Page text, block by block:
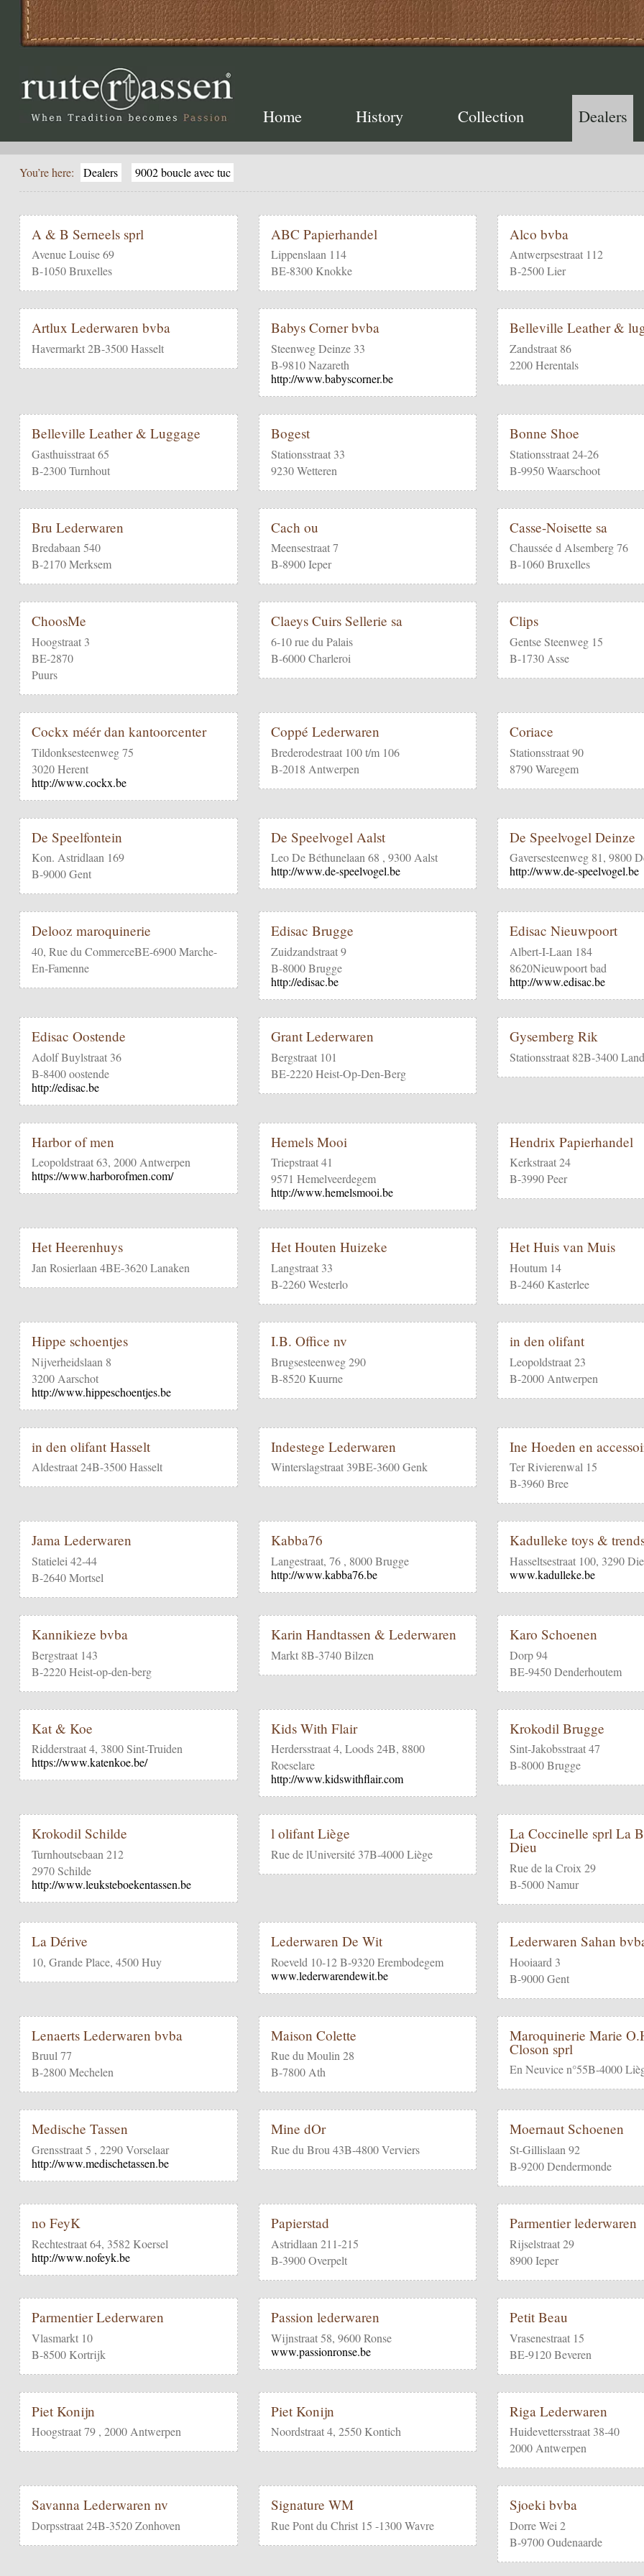
Home History Collection Dealers
You’re here: Dealers 9002 boucle avec tuc
A & B Serneels sprl
Avenue Louise 69
B-1050 Bruxelles
ABC Papierhandel
Lippenslaan 114
BE-8300 Knokke
Alco bvba
Antwerpsestraat 112
B-2500 Lier
Artlux Lederwaren bvba
Havermarkt 2B-3500 Hasselt
Babys Corner bvba
Steenweg Deinze 33
B-9810 Nazareth
http://www.babyscorner.be
Belleville Leather &
Zandstraat 86
2200 Herentals
Belleville Leather & Luggage
Gasthuisstraat 65
B-2300 Turnhout
Bogest
Stationsstraat 33
9230 Wetteren
Bonne Shoe
Stationsstraat 24-26
B-9950 Waarschoot
Bru Lederwaren
Bredabaan 540
B-2170 Merksem
Cach ou
Meensestraat 7
B-8900 Ieper
Casse-Noisette sa
Chaussée d Alsemberg 76
B-1060 Bruxelles
ChoosMe
Hoogstraat 3
BE-2870
Puurs
Claeys Cuirs Sellerie sa
6-10 rue du Palais
B-6000 Charleroi
Clips
Gentse Steenweg 15
B-1730 Asse
Cockx méér dan kantoorcenter
Tildonksesteenweg 75
3020 Herent
http://www.cockx.be
Coppé Lederwaren
Brederodestraat 100 t/m 106
B-2018 Antwerpen
Coriace
Stationsstraat 90
8790 Waregem
De Speelfontein
Kon. Astridlaan 169
B-9000 Gent
De Speelvogel Aalst
Leo De Béthunelaan 68 , 9300 Aalst
http://www.de-speelvogel.be
De Speelvogel Deinze
Gaversesteenweg 81, 9800
http://www.de-speelvogel.be
Delooz maroquinerie
40, Rue du CommerceBE-6900 Marche-
En-Famenne
Edisac Brugge
Zuidzandstraat 9
B-8000 Brugge
http://edisac.be
Edisac Nieuwpoort
Albert-I-Laan 184
8620Nieuwpoort bad
http://www.edisac.be
Edisac Oostende
Adolf Buylstraat 36
B-8400 oostende
http://edisac.be
Grant Lederwaren
Bergstraat 101
BE-2220 Heist-Op-Den-Berg
Gysemberg Rik
Stationsstraat 82B-3400
Harbor of men
Leopoldstraat 63, 2000 Antwerpen
https://www.harborofmen.com/
Hemels Mooi
Triepstraat 41
9571 Hemelveerdegem
http://www.hemelsmooi.be
Hendrix Papierhandel
Kerkstraat 24
B-3990 Peer
Het Heerenhuys
Jan Rosierlaan 4BE-3620 Lanaken
Het Houten Huizeke
Langstraat 33
B-2260 Westerlo
Het Huis van Muis
Houtum 14
B-2460 Kasterlee
Hippe schoentjes
Nijverheidslaan 8
3200 Aarschot
http://www.hippeschoentjes.be
I.B. Office nv
Brugsesteenweg 290
B-8520 Kuurne
in den olifant
Leopoldstraat 23
B-2000 Antwerpen
in den olifant Hasselt
Aldestraat 24B-3500 Hasselt
Indestege Lederwaren
Winterslagstraat 39BE-3600 Genk
Ine Hoeden en
Ter Rivierenwal 15
B-3960 Bree
Jama Lederwaren
Statielei 42-44
B-2640 Mortsel
Kabba76
Langestraat, 76 , 8000 Brugge
http://www.kabba76.be
Kadulleke toys &
Hasseltsestraat 100, 3290
www.kadulleke.be
Kannikieze bvba
Bergstraat 143
B-2220 Heist-op-den-berg
Karin Handtassen & Lederwaren
Markt 8B-3740 Bilzen
Karo Schoenen
Dorp 94
BE-9450 Denderhoutem
Kat & Koe
Ridderstraat 4, 3800 Sint-Truiden
https://www.katenkoe.be/
Kids With Flair
Herdersstraat 4, Loods 24B, 8800
Roeselare
http://www.kidswithflair.com
Krokodil Brugge
Sint-Jakobsstraat 47
B-8000 Brugge
Krokodil Schilde
Turnhoutsebaan 212
2970 Schilde
http://www.leuksteboekentassen.be
l olifant Liège
Rue de lUniversité 37B-4000 Liège
La Coccinelle sprl La
Dieu
Rue de la Croix 29
B-5000 Namur
La Dérive
10, Grande Place, 4500 Huy
Lederwaren De Wit
Roeveld 10-12 B-9320 Erembodegem
www.lederwarendewit.be
Lederwaren Sahan
Hooiaard 3
B-9000 Gent
Lenaerts Lederwaren bvba
Bruul 77
B-2800 Mechelen
Maison Colette
Rue du Moulin 28
B-7800 Ath
Maroquinerie Marie
Closon sprl
En Neuvice n°55B-4000
Medische Tassen
Grensstraat 5 , 2290 Vorselaar
http://www.medischetassen.be
Mine dOr
Rue du Brou 43B-4800 Verviers
Moernaut Schoenen
St-Gillislaan 92
B-9200 Dendermonde
no FeyK
Rechtestraat 64, 3582 Koersel
http://www.nofeyk.be
Papierstad
Astridlaan 211-215
B-3900 Overpelt
Parmentier lederwaren
Rijselstraat 29
8900 Ieper
Parmentier Lederwaren
Vlasmarkt 10
B-8500 Kortrijk
Passion lederwaren
Wijnstraat 58, 9600 Ronse
www.passionronse.be
Petit Beau
Vrasenestraat 15
BE-9120 Beveren
Piet Konijn
Hoogstraat 79 , 2000 Antwerpen
Piet Konijn
Noordstraat 4, 2550 Kontich
Riga Lederwaren
Huidevettersstraat 38-40
2000 Antwerpen
Savanna Lederwaren nv
Dorpsstraat 24B-3520 Zonhoven
Signature WM
Rue Pont du Christ 15 -1300 Wavre
Sjoeki bvba
Dorre Wei 2
B-9700 Oudenaarde